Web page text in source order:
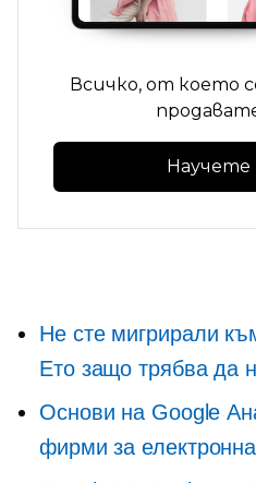
Всичко, от което
Научете
Не сте мигрирали
Ето защо трябва да
Основи на Google
фирми за